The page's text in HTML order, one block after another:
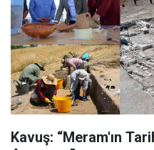
Kavuş: “Meram'ın